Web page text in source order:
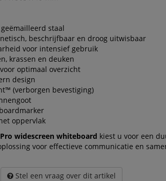
staal
beschrijfbaar en droog uitwisbaar
voor intensief gebruik
krassen en deuken
optimaal overzicht
design
(verborgen bevestiging)
oppervlak
widescreen whiteboard kiest u voor een
voor effectieve communicatie en
Stel een vraag over dit artikel